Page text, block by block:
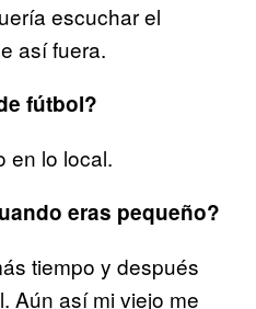
escuchar el
así fuera.
fútbol?
en lo local.
eras pequeño?
tiempo y después
Aún así mi viejo me